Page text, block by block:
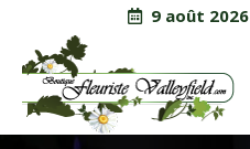
9 août 2026